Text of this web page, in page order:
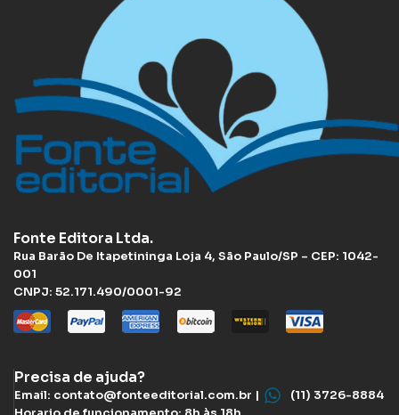
Fonte Editora Ltda.
Rua Barão De Itapetininga Loja 4, São Paulo/SP – CEP: 1042-
001
CNPJ: 52.171.490/0001-92
Precisa de ajuda?
Email: contato@fonteeditorial.com.br |
(11) 3726-8884